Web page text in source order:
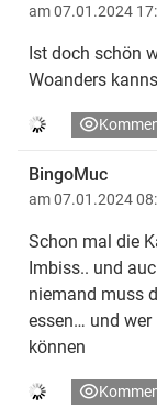
am 07.01.2024
Ist doch schön
Woanders
BingoMuc
am 07.01.2024
Schon mal die
Imbiss.. und
niemand muss
essen… und
können